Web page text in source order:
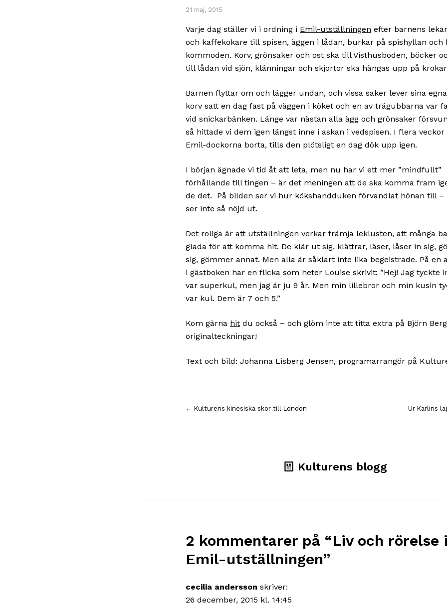
21 maj, 2015
Varje dag ställer vi i ordning i Emil-utställningen efter barnens
och kaffekokare till spisen, äggen i lådan, burkar på spishyllan och
kommoden. Korv, grönsaker och ost ska till Visthusboden, böcker
till lådan vid sjön, klänningar och skjortor ska hängas upp på
Barnen flyttar om och lägger undan, och vissa saker lever sina
korv satt en dag fast på väggen i köket och en av trägubbarna var
vid snickarbänken. Länge var nästan alla ägg och grönsaker
så hittade vi dem igen längst inne i askan i vedspisen. I flera veckor
Emil-dockorna borta, tills den plötsligt en dag dök upp igen.
I början ägnade vi tid åt att leta, men nu har vi ett mer ”mindfullt”
förhållande till tingen – är det meningen att de ska komma fram
de det. På bilden ser vi hur kökshandduken förvandlat hönan till –
ser inte så nöjd ut.
Det roliga är att utställningen verkar främja leklusten, att många
glada för att komma hit. De klär ut sig, klättrar, läser, låser in sig,
sig, gömmer annat. Men alla är såklart inte lika begeistrade. På en
i gästboken har en flicka som heter Louise skrivit: ”Hej! Jag tyckte
var superkul, men jag är ju 9 år. Men min lillebror och min kusin
var kul. Dem är 7 och 5.”
Kom gärna hit du också – och glöm inte att titta extra på Björn
originalteckningar!
Text och bild: Johanna Lisberg Jensen, programarrangör på
← Kulturens kinesiska skor till London Ur Karlins
Kulturens blogg
2 kommentarer på “Liv och rörelse i
Emil-utställningen”
cecilia andersson skriver:
26 december, 2015 kl. 14:45